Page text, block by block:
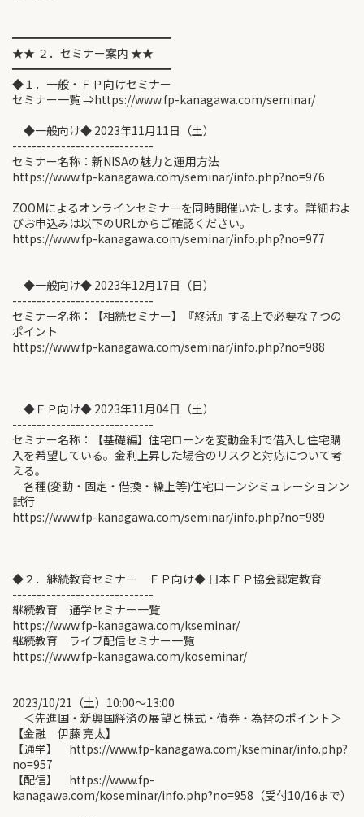
━━━━━━━━━━━━━━
★★ ２．セミナー案内 ★★
━━━━━━━━━━━━━━
◆１．一般・ＦＰ向けセミナー
セミナー一覧 ⇒https://www.fp-kanagawa.com/seminar/
◆一般向け◆ 2023年11月11日（土）
-----------------------------
セミナー名称：新NISAの魅力と運用方法
https://www.fp-kanagawa.com/seminar/info.php?no=976
ZOOMによるオンラインセミナーを同時開催いたします。詳細およ
びお申込みは以下のURLからご確認ください。
https://www.fp-kanagawa.com/seminar/info.php?no=977
◆一般向け◆ 2023年12月17日（日）
-----------------------------
セミナー名称：【相続セミナー】『終活』する上で必要な７つの
ポイント
https://www.fp-kanagawa.com/seminar/info.php?no=988
◆ＦＰ向け◆ 2023年11月04日（土）
-----------------------------
セミナー名称：【基礎編】住宅ローンを変動金利で借入し住宅購
入を希望している。金利上昇した場合のリスクと対応について考
える。
各種(変動・固定・借換・繰上等)住宅ローンシミュレーションン
試行
https://www.fp-kanagawa.com/seminar/info.php?no=989
◆２．継続教育セミナー ＦＰ向け◆ 日本ＦＰ協会認定教育
-----------------------------
継続教育 通学セミナー一覧
https://www.fp-kanagawa.com/kseminar/
継続教育 ライブ配信セミナー一覧
https://www.fp-kanagawa.com/koseminar/
2023/10/21（土）10:00〜13:00
＜先進国・新興国経済の展望と株式・債券・為替のポイント＞
【金融 伊藤 亮太】
【通学】 https://www.fp-kanagawa.com/kseminar/info.php?
no=957
【配信】 https://www.fp-
kanagawa.com/koseminar/info.php?no=958（受付10/16まで）